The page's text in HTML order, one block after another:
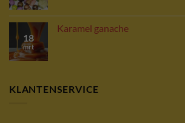
18
mrt
Karamel ganache
KLANTENSERVICE